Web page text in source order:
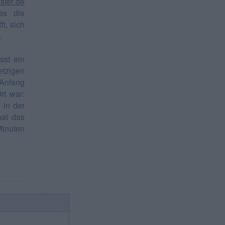
die
sich
ein
war:
in der
das